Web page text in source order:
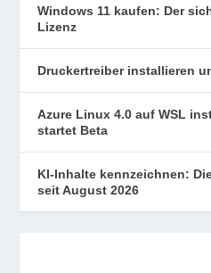
Windows 11 kaufen: Der
Lizenz
Druckertreiber installieren
Azure Linux 4.0 auf WSL
startet Beta
KI-Inhalte kennzeichnen:
seit August 2026